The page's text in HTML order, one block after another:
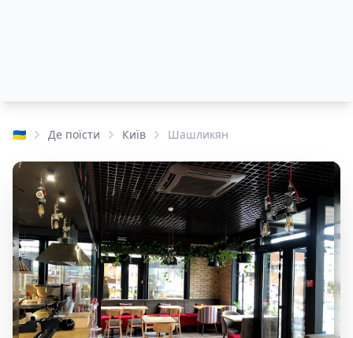
🇺🇦 Де поїсти Київ Шашликян